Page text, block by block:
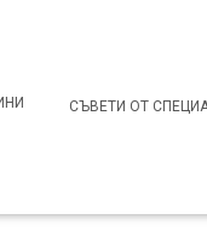
СЪВЕТИ ОТ